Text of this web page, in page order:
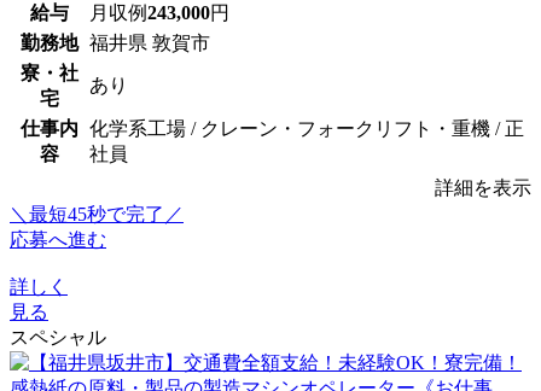
給与 月収例243,000円
勤務地 福井県 敦賀市
寮・社
宅
あり
仕事内
容
化学系工場 / クレーン・フォークリフト・重機 / 正
社員
詳細を表示
＼最短45秒で完了／
応募へ進む
詳しく
見る
スペシャル